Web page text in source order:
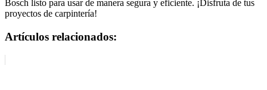
Bosch listo para usar de manera segura y eficiente. ¡Disfruta de tus
proyectos de carpintería!
Artículos relacionados: